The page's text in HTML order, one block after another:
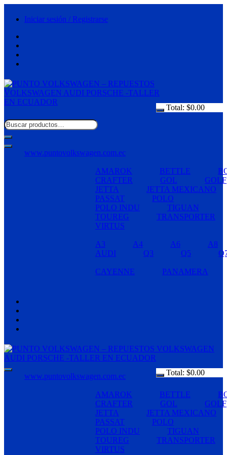
Iniciar sesión / Registrarse
Total: $0.00
www.puntovolkswagen.com.ec
AMAROK BETTLE
CRAFTER
GOL
GOLF
JETTA
JETTA MEXICANO
PASSAT
POLO
POLO INDU
TIGUAN
TOUREG
TRANSPORTER
VIRTUS
A3 A4 A6
A8
AUDI
Q3 Q5
CAYENNE PANAMERA
Total: $0.00
www.puntovolkswagen.com.ec
AMAROK BETTLE
CRAFTER
GOL
GOLF
JETTA
JETTA MEXICANO
PASSAT
POLO
POLO INDU
TIGUAN
TOUREG
TRANSPORTER
VIRTUS